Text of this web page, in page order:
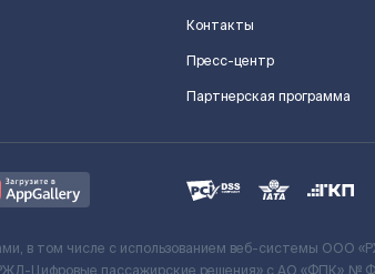
Контакты
Пресс-центр
Партнерская программа
в том числе с использованием веб-системы ООО